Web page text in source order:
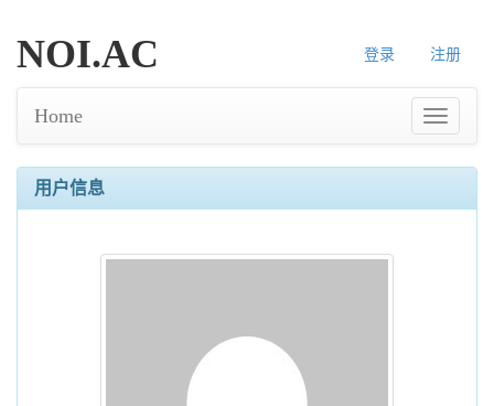
登录 注册
NOI.AC
Home
用户信息